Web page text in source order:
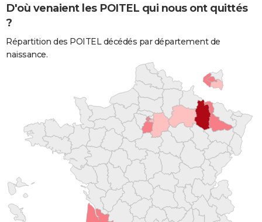
D'où venaient les POITEL qui nous ont quittés
?
Répartition des POITEL décédés par département de
naissance.